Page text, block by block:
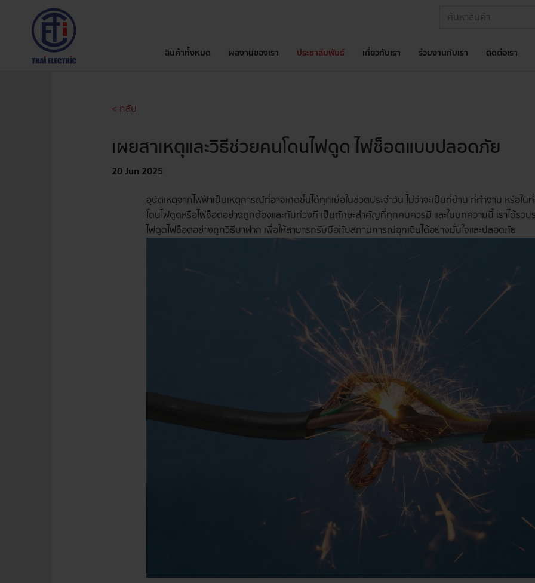
สินค้าทั้งหมด ผลงานของเรา ประชาสัมพันธ์ เกี่ยวกับเรา ร่วมงานกับเรา ติดต่อเรา
< กลับ
เผยสาเหตุและวิธีช่วยคนโดนไฟดูด ไฟช็อตแบบปลอดภัย
20 Jun 2025
อุบัติเหตุจากไฟฟ้าเป็นเหตุการณ์ที่อาจเกิดขึ้นได้ทุกเมื่อในชีวิตประจำวัน ไม่ว่าจะเป็นที่บ้าน ที่ทำงาน หรือใ
โดนไฟดูดหรือไฟช็อตอย่างถูกต้องและทันท่วงที เป็นทักษะสำคัญที่ทุกคนควรมี และในบทความนี้ เราได้รว
ไฟดูดไฟช็อตอย่างถูกวิธีมาฝาก เพื่อให้สามารถรับมือกับสถานการณ์ฉุกเฉินได้อย่างมั่นใจและปลอดภัย